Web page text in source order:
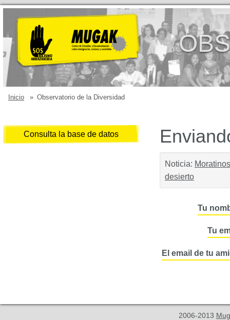
Inicio » Observatorio de la Diversidad
Consulta la base de datos
Noticia:
desierto
Tu
Tu
El email de tu
2006-2013